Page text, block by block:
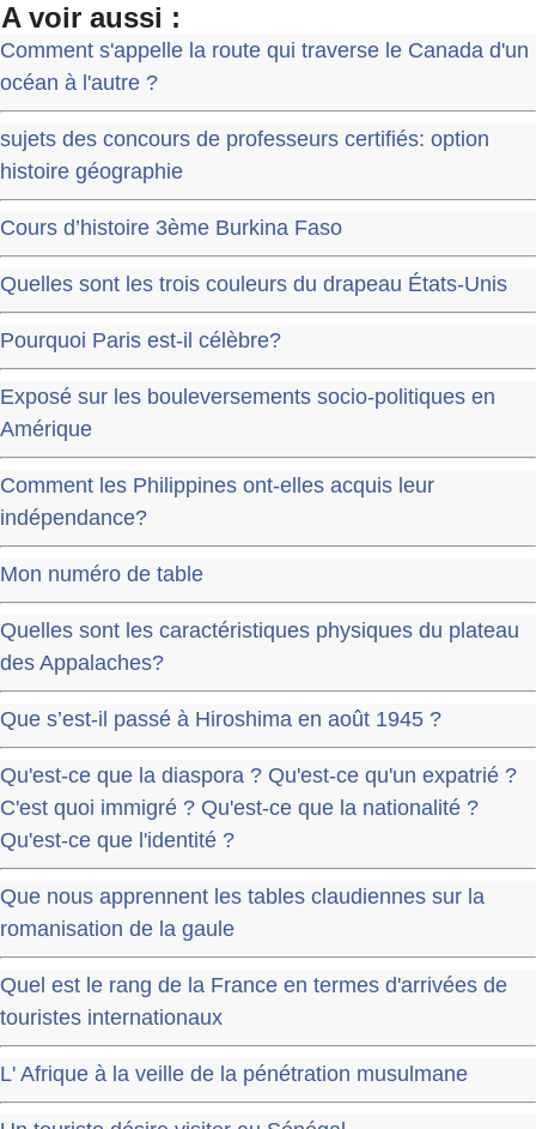
A voir aussi :
Comment s'appelle la route qui traverse le Canada d'un
océan à l'autre ?
sujets des concours de professeurs certifiés: option
histoire géographie
Cours d’histoire 3ème Burkina Faso
Quelles sont les trois couleurs du drapeau États-Unis
Pourquoi Paris est-il célèbre?
Exposé sur les bouleversements socio-politiques en
Amérique
Comment les Philippines ont-elles acquis leur
indépendance?
Mon numéro de table
Quelles sont les caractéristiques physiques du plateau
des Appalaches?
Que s’est-il passé à Hiroshima en août 1945 ?
Qu'est-ce que la diaspora ? Qu'est-ce qu'un expatrié ?
C'est quoi immigré ? Qu'est-ce que la nationalité ?
Qu'est-ce que l'identité ?
Que nous apprennent les tables claudiennes sur la
romanisation de la gaule
Quel est le rang de la France en termes d'arrivées de
touristes internationaux
L' Afrique à la veille de la pénétration musulmane